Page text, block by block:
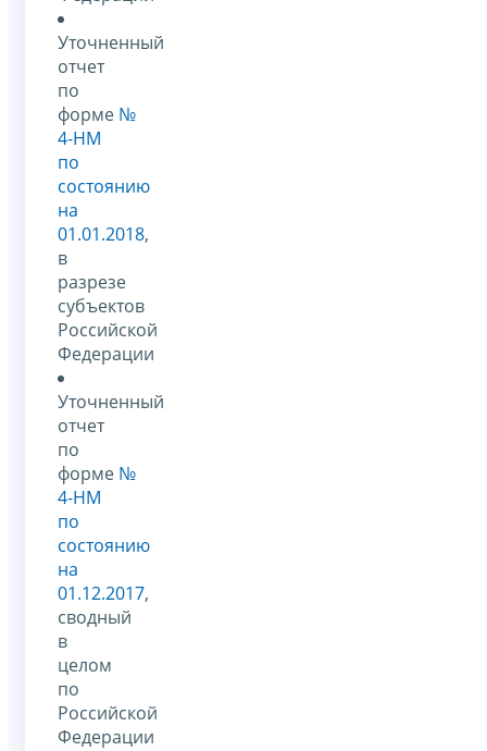
Уточненный
отчет
по
форме №
4-НМ
по
состоянию
на
01.01.2018,
в
разрезе
субъектов
Российской
Федерации
Уточненный
отчет
по
форме №
4-НМ
по
состоянию
на
01.12.2017,
сводный
в
целом
по
Российской
Федерации